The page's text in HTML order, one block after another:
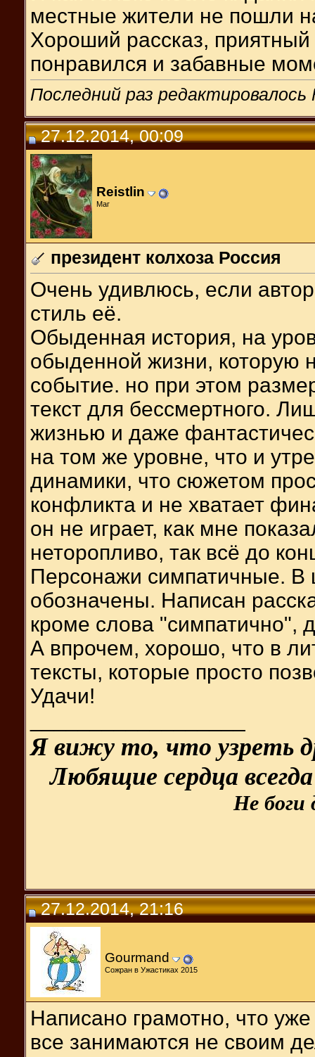
местные жители не пошли
Хороший рассказ,
понравился и забавные
Последний раз
27.12.2014, 00:09
Reistlin
Маг
президент колхоза Россия
Очень удивлюсь, если
стиль её.
Обыденная история, на
обыденной жизни, которую
событие. но при этом
текст для бессмертного.
жизнью и даже
на том же уровне, что и
динамики, что сюжетом
конфликта и не хватает
он не играет, как мне
неторопливо, так всё до
Персонажи симпатичные. В
обозначены. Написан
кроме слова "симпатично",
А впрочем, хорошо, что в
тексты, которые просто
Удачи!
Я вижу то, что узреть
Любящие сердца
Не
27.12.2014, 21:16
Gourmand
Сожран в Ужастиках 2015
Написано грамотно, что
все занимаются не своим